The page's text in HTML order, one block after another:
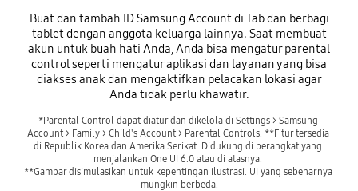
Buat dan tambah ID Samsung Account di Tab dan berbagi
tablet dengan anggota keluarga lainnya. Saat membuat
akun untuk buah hati Anda, Anda bisa mengatur parental
control seperti mengatur aplikasi dan layanan yang bisa
diakses anak dan mengaktifkan pelacakan lokasi agar
Anda tidak perlu khawatir.
*Parental Control dapat diatur dan dikelola di Settings > Samsung
Account > Family > Child's Account > Parental Controls. **Fitur tersedia
di Republik Korea dan Amerika Serikat. Didukung di perangkat yang
menjalankan One UI 6.0 atau di atasnya.
**Gambar disimulasikan untuk kepentingan ilustrasi. UI yang sebenarnya
mungkin berbeda.